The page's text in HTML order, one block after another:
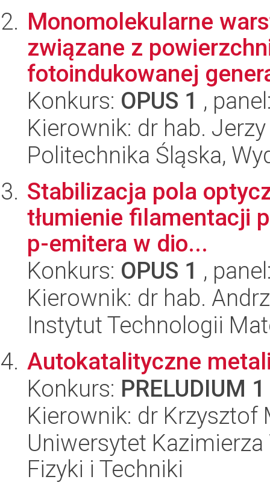
Monomolekularne
związane z
fotoindukowanej
Konkurs: OPUS 1 ,
Kierownik: dr hab.
Politechnika Śląska,
Stabilizacja pola
tłumienie filamentacji
p-emitera w dio...
Konkurs: OPUS 1 ,
Kierownik: dr hab.
Instytut Technologii
Autokatalityczne
Konkurs: PRELUDIUM 1
Kierownik: dr Krzysztof
Uniwersytet Kazimierza
Fizyki i Techniki